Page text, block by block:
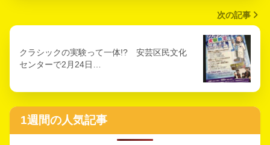
次の記事
クラシックの実験って一体!? 安芸区民文化
センターで2月24日…
1週間の人気記事